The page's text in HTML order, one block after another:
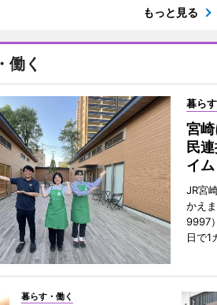
もっと見る
働く
暮ら
宮
民
イム
JR宮
かえ
9997
日で1
暮らす・働く